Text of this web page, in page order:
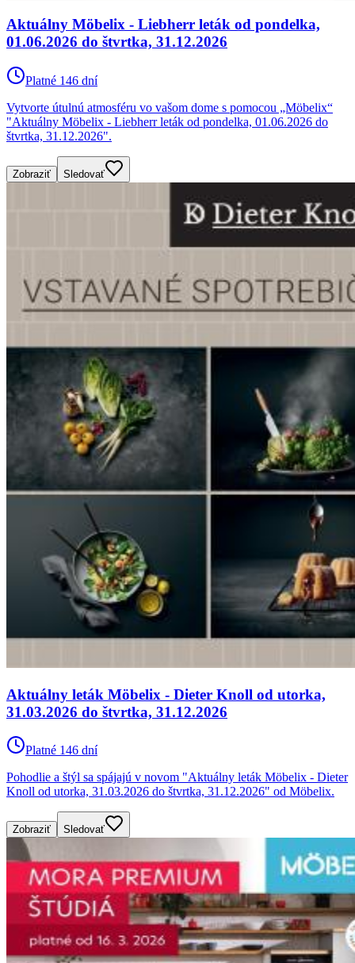
Aktuálny Möbelix - Liebherr leták od pondelka,
01.06.2026 do štvrtka, 31.12.2026
Platné 146 dní
Vytvorte útulnú atmosféru vo vašom dome s pomocou „Möbelix“
"Aktuálny Möbelix - Liebherr leták od pondelka, 01.06.2026 do
štvrtka, 31.12.2026".
Zobraziť Sledovať
Aktuálny leták Möbelix - Dieter Knoll od utorka,
31.03.2026 do štvrtka, 31.12.2026
Platné 146 dní
Pohodlie a štýl sa spájajú v novom "Aktuálny leták Möbelix - Dieter
Knoll od utorka, 31.03.2026 do štvrtka, 31.12.2026" od Möbelix.
Zobraziť Sledovať